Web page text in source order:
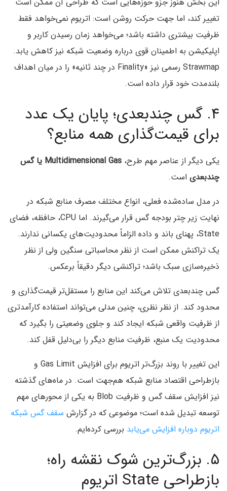
تغییر کند، اما جهت حرکت روشن است: اتریوم نمی‌خواهد فقط
ظرفیت بیشتری داشته باشد؛ می‌خواهد زمان رسیدن کاربر و
اپلیکیشن به اطمینان قوی درباره وضعیت شبکه نیز کاهش یابد.
Strawmap رسمی نیز «Finality در چند ثانیه» را در میان اهداف
بلندمدت خود قرار داده است.
۴. گس چندبعدی؛ پایان یک عدد
برای قیمت‌گذاری همه منابع؟
یکی دیگر از عناصر مهم طرح،
Multidimensional Gas یا گس
چندبعدی است.
در مدل ساده‌شده فعلی، انواع مختلف مصرف منابع شبکه در
نهایت زیر چتر بودجه گس قرار می‌گیرند. اما CPU، حافظه، فضای
State، پهنای باند و داده الزاماً محدودیت‌های یکسانی ندارند.
یک تراکنش ممکن است از نظر محاسباتی سنگین ولی از نظر
ذخیره‌سازی سبک باشد؛ تراکنشی دیگر دقیقاً برعکس.
گس چندبعدی تلاش می‌کند این منابع را مستقل‌تر قیمت‌گذاری و
محدود کند. از نظر نظری، چنین مدلی می‌تواند استفاده کارآمدتری
از ظرفیت واقعی شبکه ایجاد کند و جلوی وضعیتی را بگیرد که
محدودیت یک منبع، ظرفیت منابع دیگر را بی‌دلیل قفل کند.
این تغییر با روند بزرگ‌تر اتریوم برای افزایش Gas Limit و
بازطراحی اقتصاد منابع شبکه هم‌جهت است. در ماه‌های گذشته
نیز افزایش سقف گس و ظرفیت Blob به یکی از محورهای مهم
توسعه تبدیل شده است؛ موضوعی که در گزارش سقف گس شبکه
اتریوم دوباره افزایش می‌یابد بررسی کرده‌ایم.
۵. بزرگ‌ترین شوک نقشه راه؛
بازطراحی State اتریوم